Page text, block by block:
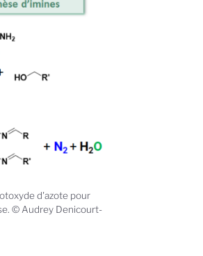
d'azote pour
© Audrey Denicourt-